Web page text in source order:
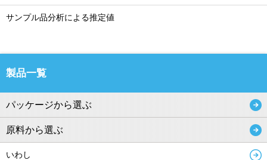
サンプル品分析による推定値
製品一覧
パッケージから選ぶ
原料から選ぶ
いわし